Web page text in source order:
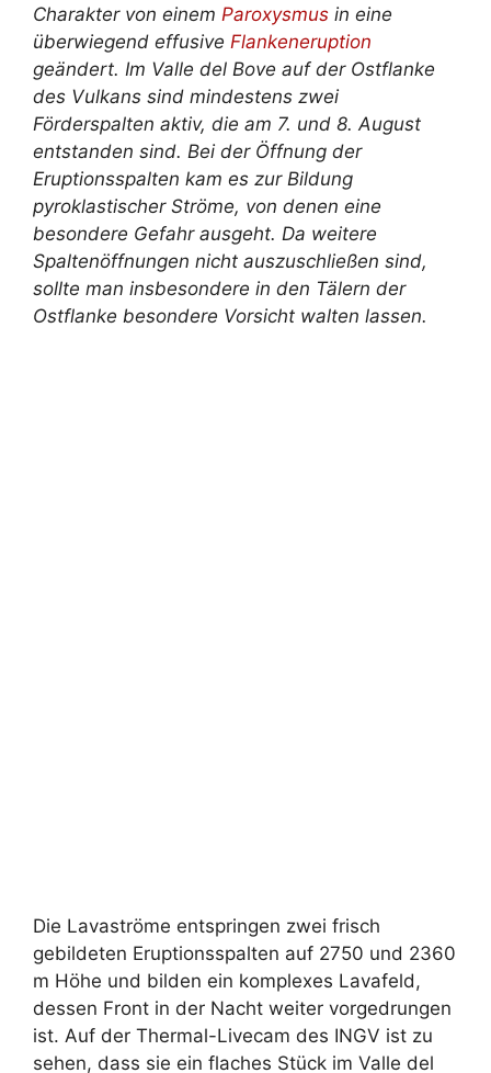
Charakter von einem Paroxysmus in eine
überwiegend effusive Flankeneruption
geändert. Im Valle del Bove auf der Ostflanke
des Vulkans sind mindestens zwei
Förderspalten aktiv, die am 7. und 8. August
entstanden sind. Bei der Öffnung der
Eruptionsspalten kam es zur Bildung
pyroklastischer Ströme, von denen eine
besondere Gefahr ausgeht. Da weitere
Spaltenöffnungen nicht auszuschließen sind,
sollte man insbesondere in den Tälern der
Ostflanke besondere Vorsicht walten lassen.
Die Lavaströme entspringen zwei frisch
gebildeten Eruptionsspalten auf 2750 und 2360
m Höhe und bilden ein komplexes Lavafeld,
dessen Front in der Nacht weiter vorgedrungen
ist. Auf der Thermal-Livecam des INGV ist zu
sehen, dass sie ein flaches Stück im Valle del